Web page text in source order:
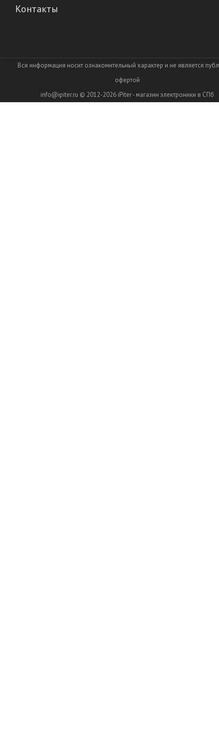
Контакты
Вся информация носит ознакомительный характер и не является
офертой
info@ipiter.ru © 2012-2026 iPiter - магазин электроники в СПб